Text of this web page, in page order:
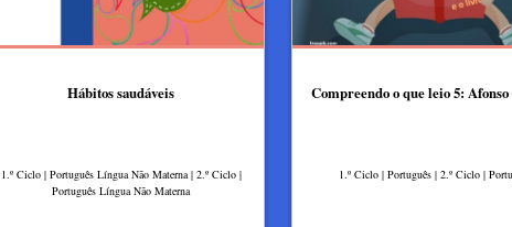
Hábitos saudáveis
1.º Ciclo | Português Língua Não Materna | 2.º Ciclo |
Português Língua Não Materna
Compreendo o que leio 5:
1.º Ciclo | Português | 2.º Ciclo |